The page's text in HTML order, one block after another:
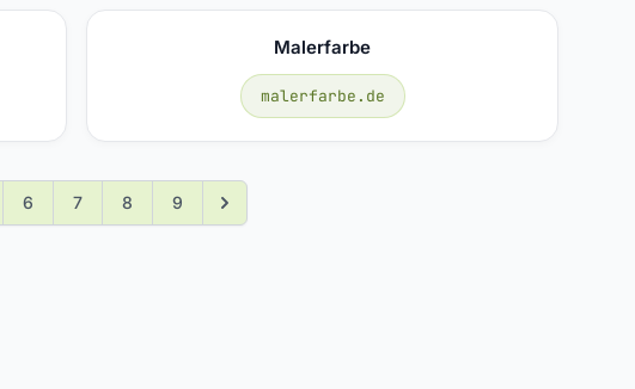
Malerfarbe
malerfarbe.de
6 7 8 9